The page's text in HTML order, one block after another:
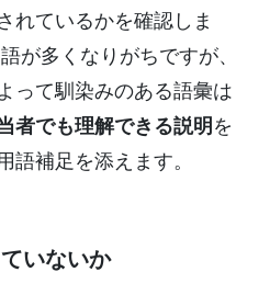
れているかを確認しま
が多くなりがちですが、
って馴染みのある語彙は
者でも理解できる説明を
補足を添えます。
いないか